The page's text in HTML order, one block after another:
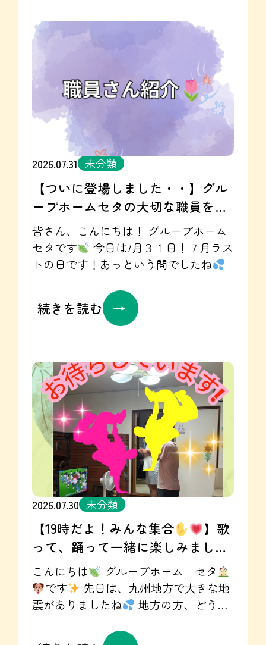
ので職員もたくさん集合していました
ビングでは、世話人さんを誘って趣味
のボクシング
(笑)！ 利用者さまのお
部屋では、職員をたくさん集めてかぶ
抜き
体験入居された方は、荷解きが
完了したら手稲駅の方までお出掛けに
出掛けられました
！ 日曜日は昼食も
お小遣いをもってご自身で周辺散策し
ながら済まされていました☺
門限は
ありますが、休日の過ごし方は自由！
体験入居は随時受け付けておりますの
で、ぜひお気軽にお問い合わせくださ
いね！ 稲穂B棟のご紹介はこちらっ☞
https://seta-gh.jp/home/ グループホー
ムセタのInstagramはこちら☞
https://www.instagram.com/seta.gh2023/
(かぶ抜きは動画もUPしております！是
https://utari.jp/ Instagram☞
https://www.instagram.com/utari.20250901/
【訪問看護ステーション KANTO】
Instagram☞
https://www.instagram.com/kanto.20260801/
2026.07.31 未分類
【ついに登場しました・・】グル
ープホームセタの大切な職員を紹
介します
皆さん、こんにちは！ グループホーム
セタです
トの日です！あっという間でしたね
はいよいよ夏本番の8月。 暑さに負けず
に過ごしていきたいものです
します
とても責任感が強く、真面目
に仕事に取り組んでくれているOさん( ﾟ
Дﾟ) 冗談を言ったりすることも多く、場
を和ませてくれます
ご飯を一生懸命
作っている姿がかわいらしいですね
（本人に言ったら怒られそうです
が・・( ´艸｀)） これからもよろしくお
願いします♪ グループホームセタ
Instagram毎日投稿中❣ 是非ご覧くださ
い
！ Instagramはこちらから☞
https://www.instagram.com/seta.gh2023/
グループホームセタ 見学・体験受付
中
ぜひ、お気軽にお問い合わせく
ださいね✉
お問い合わせはこちらか
ら☞https://seta-gh.jp/contact/
続きを読む
2026.07.30 未分類
【19時だよ！みんな集合
】歌
って、踊って一緒に楽しみましょ
う✌
こんにちは
グループホーム セタ
です
震がありましたね
早い復旧をお祈りしております。 セタ